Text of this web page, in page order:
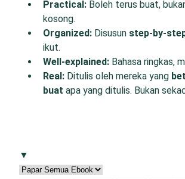
Practical: Boleh terus buat,
kosong.
Organized: Disusun step-by-
ikut.
Well-explained: Bahasa ringkas,
Real: Ditulis oleh mereka yang
buat apa yang ditulis. Bukan
▼